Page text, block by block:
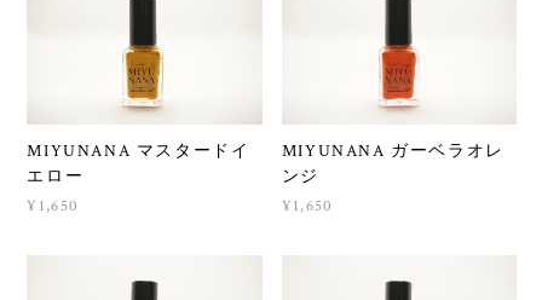
MIYUNANA マスタードイ
エロー
¥1,650
MIYUNANA ガーベラオレ
ンジ
¥1,650